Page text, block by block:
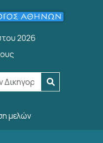
2026
account menu
μελών